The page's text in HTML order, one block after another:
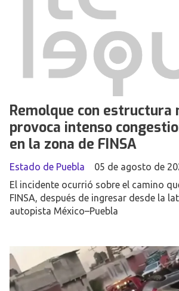
Remolque con estructura
provoca intenso
en la zona de FINSA
Estado de Puebla
05 de agosto de
El incidente ocurrió sobre el camino
FINSA, después de ingresar desde la
autopista México–Puebla